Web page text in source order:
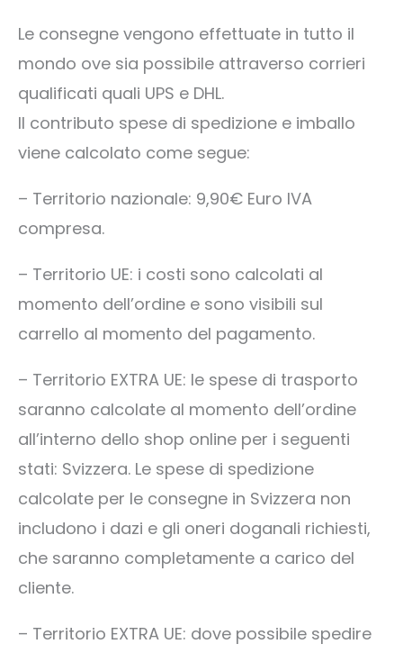
Le consegne vengono effettuate in tutto il
mondo ove sia possibile attraverso corrieri
qualificati quali UPS e DHL.
Il contributo spese di spedizione e imballo
viene calcolato come segue:
– Territorio nazionale: 9,90€ Euro IVA
compresa.
– Territorio UE: i costi sono calcolati al
momento dell’ordine e sono visibili sul
carrello al momento del pagamento.
– Territorio EXTRA UE: le spese di trasporto
saranno calcolate al momento dell’ordine
all’interno dello shop online per i seguenti
stati: Svizzera. Le spese di spedizione
calcolate per le consegne in Svizzera non
includono i dazi e gli oneri doganali richiesti,
che saranno completamente a carico del
cliente.
– Territorio EXTRA UE: dove possibile spedire